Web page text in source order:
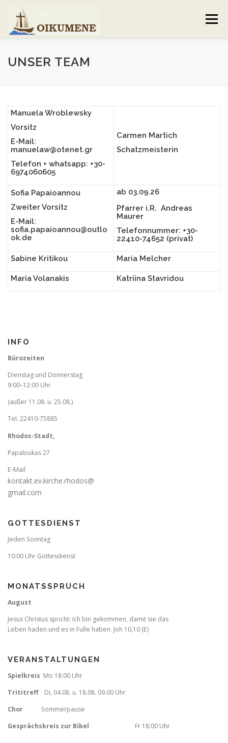
content
Menu
AKTUELLES VERANSTALTUNGEN
GALERIE KONTAKT
UNSER TEAM
Manuela Wroblewsky
Vorsitz
E-Mail:
manuelaw@otenet.gr
Telefon + whatsapp: +30-
6974060605
Carmen Martich
Schatzmeisterin
Sofia Papaioannou
Zweiter Vorsitz
E-Mail:
sofia.papaioannou@outlo
ok.de
ab 03.09.26
Pfarrer i.R. Andreas
Maurer
Telefonnummer: +30-
22410-74652 (privat)
Sabine Kritikou Maria Melcher
Maria Volanakis Katriina Stavridou
INFO
Bürozeiten
Dienstag und Donnerstag
9:00–12:00 Uhr
(außer 11.08. u. 25.08.)
Tel. 22410-75885
Rhodos-Stadt,
Papaloukas 27
E-Mail
kontakt.ev.kirche.rhodos@
gmail.com
GOTTESDIENST
Jeden Sonntag
10:00 Uhr Gottesdienst
MONATSSPRUCH
August
Jesus Christus spricht: Ich bin gekommen, damit sie das
Leben haden und es in Fulle haben. Joh 10,10 (E)
VERANSTALTUNGEN
Spielkreis Mo 18:00 Uhr
TrititreffDi, 04.08. u. 18.08. 09.00 Uhr
Chor Sommerpause
Gesprächskreis zur Bibel Fr 18:00 Uhr